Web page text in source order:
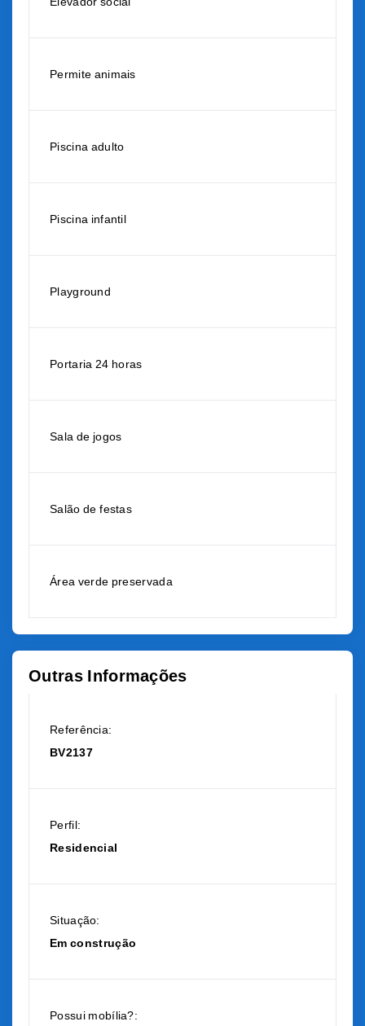
Permite animais
Piscina adulto
Piscina infantil
Playground
Portaria 24 horas
Sala de jogos
Salão de festas
Área verde preservada
Outras Informações
Referência:
BV2137
Perfil:
Residencial
Situação:
Em construção
Possui mobília?: